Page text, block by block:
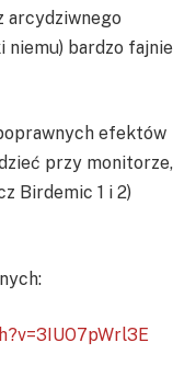
arcydziwnego
niemu) bardzo fajnie
efektów
przy monitorze,
Birdemic 1 i 2)